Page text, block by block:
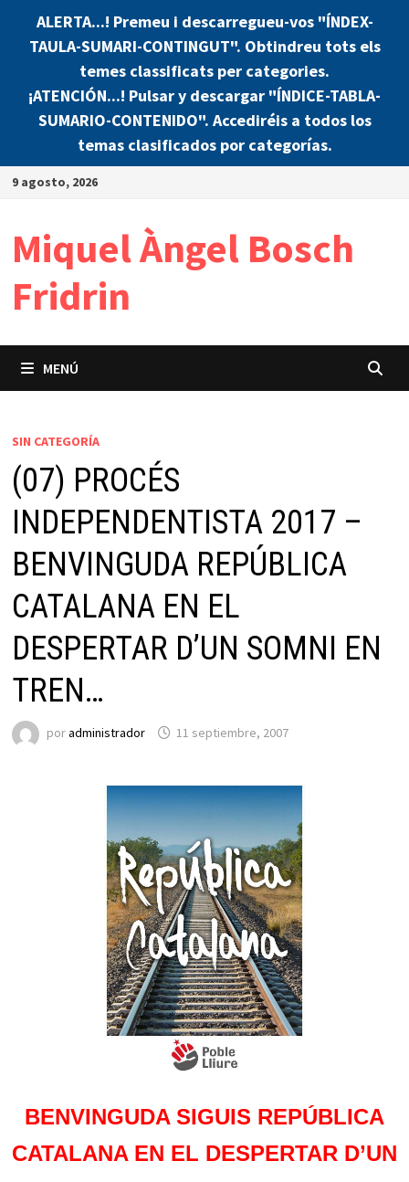
ALERTA...! Premeu i descarregueu-vos "ÍNDEX-
TAULA-SUMARI-CONTINGUT". Obtindreu tots els
temes classificats per categories.
¡ATENCIÓN...! Pulsar y descargar "ÍNDICE-TABLA-
SUMARIO-CONTENIDO". Accediréis a todos los
temas clasificados por categorías.
Saltar
9 agosto, 2026
Miquel Àngel Bosch
Fridrin
MENÚ
SIN CATEGORÍA
(07) PROCÉS
INDEPENDENTISTA 2017 –
BENVINGUDA REPÚBLICA
CATALANA EN EL
DESPERTAR D’UN SOMNI EN
TREN…
poradministrador 11 septiembre, 2007
BENVINGUDA SIGUIS REPÚBLICA
CATALANA EN EL DESPERTAR D’UN